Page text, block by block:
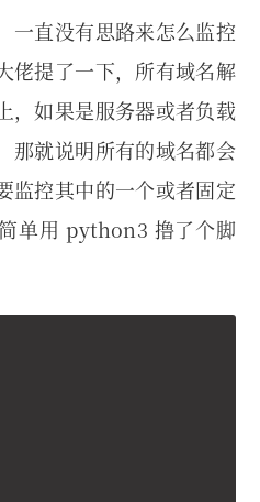
一直没有思路来怎么监控
佬提了一下，所有域名解
，如果是服务器或者负载
那就说明所有的域名都会
监控其中的一个或者固定
单用 python3 撸了个脚